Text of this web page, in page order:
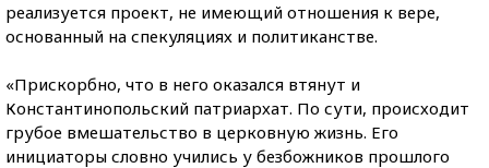
реализуется проект, не имеющий отношения к вере,
основанный на спекуляциях и политиканстве.
«Прискорбно, что в него оказался втянут и
Константинопольский патриархат. По сути, происходит
грубое вмешательство в церковную жизнь. Его
инициаторы словно учились у безбожников прошлого